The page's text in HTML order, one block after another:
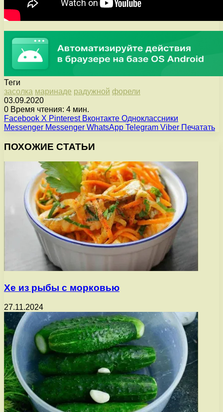
Теги
засолка маринаде радужной форели
03.09.2020
0 Время чтения: 4 мин.
Facebook X Pinterest Вконтакте Одноклассники
Messenger Messenger WhatsApp Telegram Viber Печатать
ПОХОЖИЕ СТАТЬИ
Хе из рыбы с морковью
27.11.2024